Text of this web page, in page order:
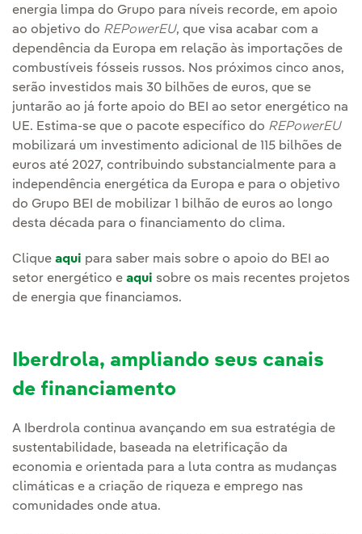
energia limpa do Grupo para níveis recorde, em apoio
ao objetivo do REPowerEU, que visa acabar com a
dependência da Europa em relação às importações de
combustíveis fósseis russos. Nos próximos cinco anos,
serão investidos mais 30 bilhões de euros, que se
juntarão ao já forte apoio do BEI ao setor energético na
UE. Estima-se que o pacote específico do REPowerEU
mobilizará um investimento adicional de 115 bilhões de
euros até 2027, contribuindo substancialmente para a
independência energética da Europa e para o objetivo
do Grupo BEI de mobilizar 1 bilhão de euros ao longo
desta década para o financiamento do clima.
Clique aqui para saber mais sobre o apoio do BEI ao
setor energético e aqui sobre os mais recentes projetos
de energia que financiamos.
Iberdrola, ampliando seus canais
de financiamento
A Iberdrola continua avançando em sua estratégia de
sustentabilidade, baseada na eletrificação da
economia e orientada para a luta contra as mudanças
climáticas e a criação de riqueza e emprego nas
comunidades onde atua.